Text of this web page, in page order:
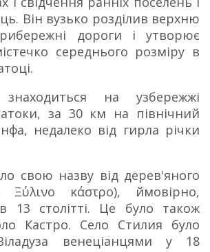
Він вузько розділив верхню
дороги і утворює
середнього розміру в
знаходиться на узбережжі
за 30 км на північний
недалеко від гирла річки
свою назву від дерев'яного
Ξύλινο κάστρο), ймовірно,
13 столітті. Це було також
Кастро. Село Стилия було
венеціанцями у 18